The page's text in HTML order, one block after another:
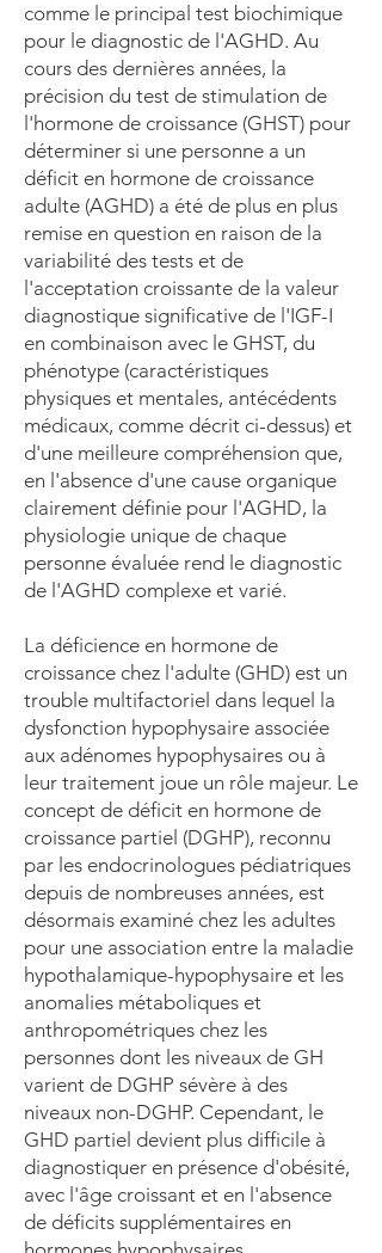
comme le principal test biochimique
pour le diagnostic de l'AGHD. Au
cours des dernières années, la
précision du test de stimulation de
l'hormone de croissance (GHST) pour
déterminer si une personne a un
déficit en hormone de croissance
adulte (AGHD) a été de plus en plus
remise en question en raison de la
variabilité des tests et de
l'acceptation croissante de la valeur
diagnostique significative de l'IGF-I
en combinaison avec le GHST, du
phénotype (caractéristiques
physiques et mentales, antécédents
médicaux, comme décrit ci-dessus) et
d'une meilleure compréhension que,
en l'absence d'une cause organique
clairement définie pour l'AGHD, la
physiologie unique de chaque
personne évaluée rend le diagnostic
de l'AGHD complexe et varié.
La déficience en hormone de
croissance chez l'adulte (GHD) est un
trouble multifactoriel dans lequel la
dysfonction hypophysaire associée
aux adénomes hypophysaires ou à
leur traitement joue un rôle majeur. Le
concept de déficit en hormone de
croissance partiel (DGHP), reconnu
par les endocrinologues pédiatriques
depuis de nombreuses années, est
désormais examiné chez les adultes
pour une association entre la maladie
hypothalamique-hypophysaire et les
anomalies métaboliques et
anthropométriques chez les
personnes dont les niveaux de GH
varient de DGHP sévère à des
niveaux non-DGHP. Cependant, le
GHD partiel devient plus difficile à
diagnostiquer en présence d'obésité,
avec l'âge croissant et en l'absence
de déficits supplémentaires en